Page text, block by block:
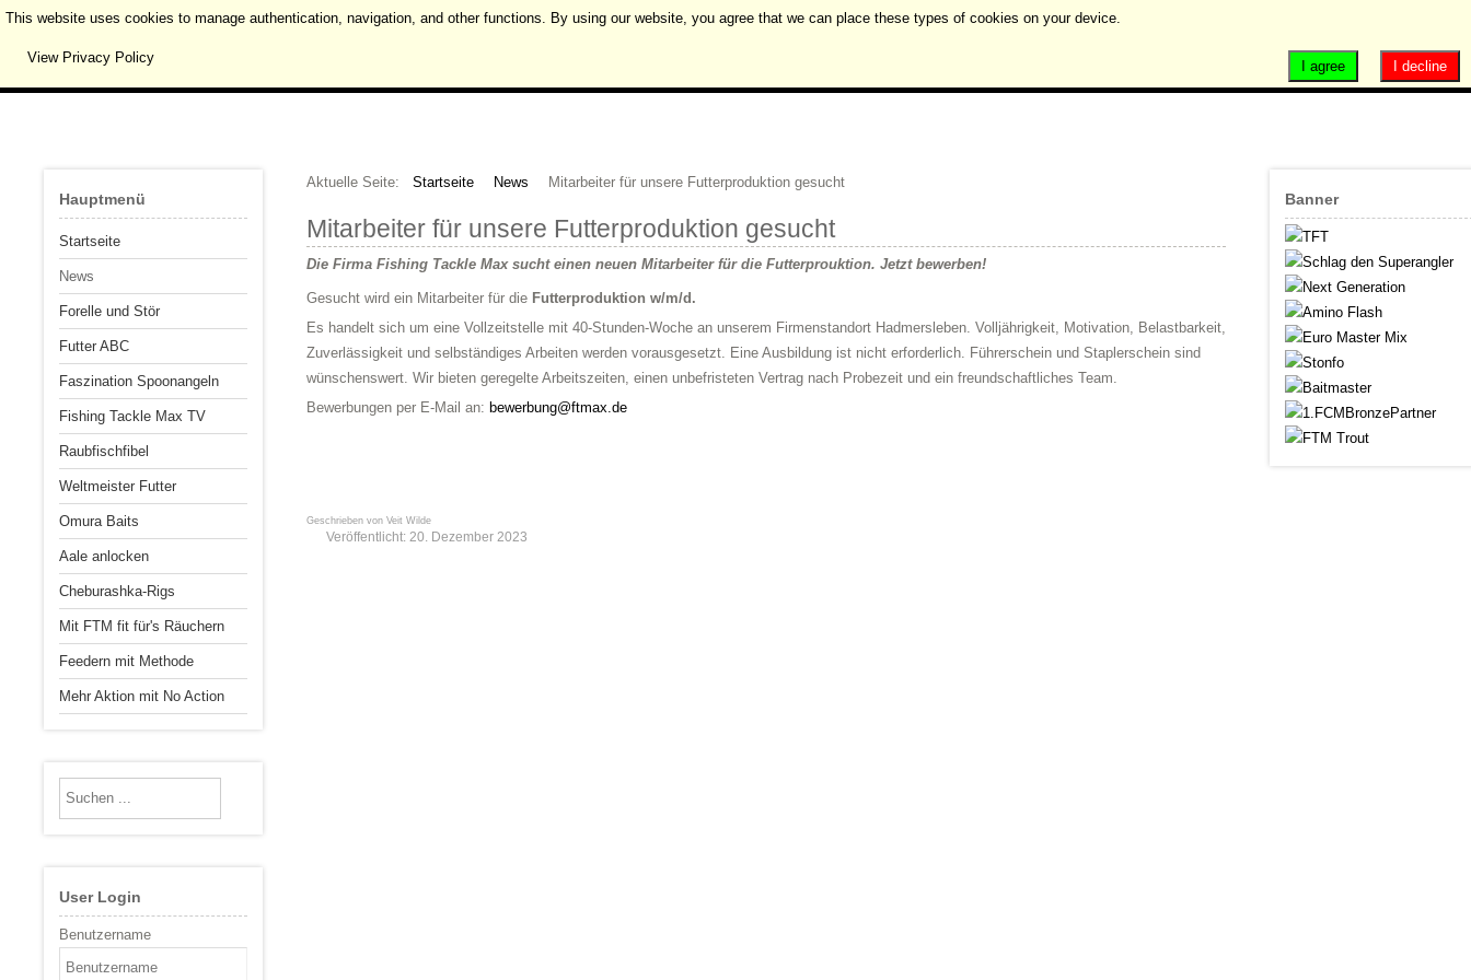
Hauptmenü
Startseite
News
Forelle und Stör
Futter ABC
Faszination Spoonangeln
Fishing Tackle Max TV
Raubfischfibel
Weltmeister Futter
Omura Baits
Aale anlocken
Cheburashka-Rigs
Mit FTM fit für's Räuchern
Feedern mit Methode
Mehr Aktion mit No Action
User Login
Benutzername
Banner
Aktuelle Seite: Startseite News Mitarbeiter für unsere Futterproduktion gesucht
Mitarbeiter für unsere Futterproduktion gesucht
Die Firma Fishing Tackle Max sucht einen neuen Mitarbeiter für die Futterprouktion. Jetzt bewerben!
Gesucht wird ein Mitarbeiter für die Futterproduktion w/m/d.
Es handelt sich um eine Vollzeitstelle mit 40-Stunden-Woche an unserem Firmenstandort Hadmersleben. Volljährigkeit, Motivation, Belastbarkeit,
Zuverlässigkeit und selbständiges Arbeiten werden vorausgesetzt. Eine Ausbildung ist nicht erforderlich. Führerschein und Staplerschein sind
wünschenswert. Wir bieten geregelte Arbeitszeiten, einen unbefristeten Vertrag nach Probezeit und ein freundschaftliches Team.
Bewerbungen per E-Mail an: bewerbung@ftmax.de
Geschrieben von Veit Wilde
Veröffentlicht: 20. Dezember 2023
This website uses cookies to manage authentication, navigation, and other functions. By using our website, you agree that we can place these types of cookies on your device.
View Privacy Policy
I decline
I agree